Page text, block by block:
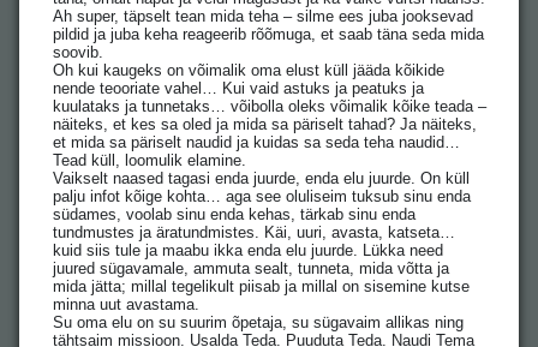
Ah super, täpselt tean mida teha – silme ees juba jooksevad
pildid ja juba keha reageerib rõõmuga, et saab täna seda mida
soovib.
Oh kui kaugeks on võimalik oma elust küll jääda kõikide
nende teooriate vahel… Kui vaid astuks ja peatuks ja
kuulataks ja tunnetaks… võibolla oleks võimalik kõike teada –
näiteks, et kes sa oled ja mida sa päriselt tahad? Ja näiteks,
et mida sa päriselt naudid ja kuidas sa seda teha naudid…
Tead küll, loomulik elamine.
Vaikselt naased tagasi enda juurde, enda elu juurde. On küll
palju infot kõige kohta… aga see oluliseim tuksub sinu enda
südames, voolab sinu enda kehas, tärkab sinu enda
tundmustes ja äratundmistes. Käi, uuri, avasta, katseta…
kuid siis tule ja maabu ikka enda elu juurde. Lükka need
juured sügavamale, ammuta sealt, tunneta, mida võtta ja
mida jätta; millal tegelikult piisab ja millal on sisemine kutse
minna uut avastama.
Su oma elu on su suurim õpetaja, su sügavaim allikas ning
tähtsaim missioon. Usalda Teda. Puuduta Teda. Naudi Tema